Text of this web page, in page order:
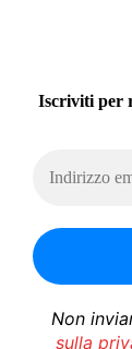
Iscriviti per
Non
sulla